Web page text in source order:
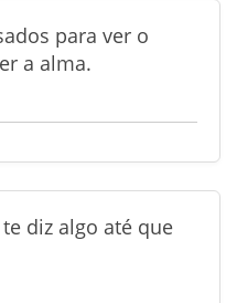
para ver o
a alma.
diz algo até que